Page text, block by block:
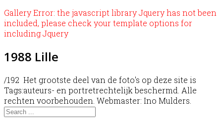
Gallery Error: the javascript library Jquery has not been
included, please check your template options for
including Jquery
1988 Lille
/192
Tags:
Het grootste deel van de foto's op deze site is
auteurs- en portretrechtelijk beschermd. Alle
rechten voorbehouden. Webmaster: Ino Mulders.